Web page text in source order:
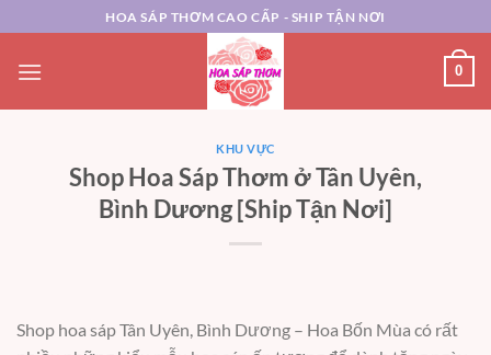
đến
nội
HOA SÁP THƠM CAO CẤP - SHIP TẬN NƠI
0
KHU VỰC
Shop Hoa Sáp Thơm ở Tân Uyên,
Bình Dương [Ship Tận Nơi]
Shop hoa sáp Tân Uyên, Bình Dương – Hoa Bốn Mùa có rất